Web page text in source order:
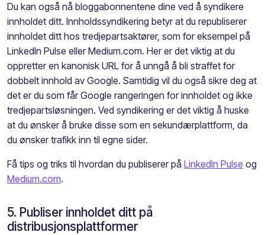
Du kan også nå bloggabonnentene dine ved å syndikere
innholdet ditt. Innholdssyndikering betyr at du republiserer
innholdet ditt hos tredjepartsaktører, som for eksempel på
LinkedIn Pulse eller Medium.com. Her er det viktig at du
oppretter en kanonisk URL for å unngå å bli straffet for
dobbelt innhold av Google. Samtidig vil du også sikre deg at
det er du som får Google rangeringen for innholdet og ikke
tredjepartsløsningen. Ved syndikering er det viktig å huske
at du ønsker å bruke disse som en sekundærplattform, da
du ønsker trafikk inn til egne sider.
Få tips og triks til hvordan du publiserer på LinkedIn Pulse og
Medium.com.
5. Publiser innholdet ditt på
distribusjonsplattformer